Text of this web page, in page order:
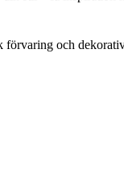
förvaring och